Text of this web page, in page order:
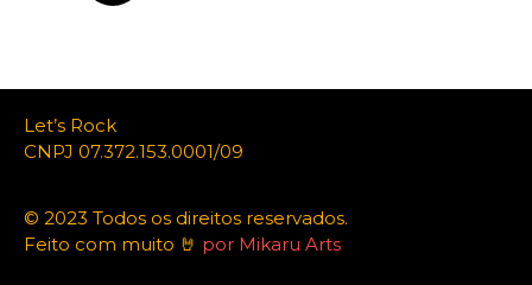
Let’s Rock
CNPJ 07.372.153.0001/09
© 2023 Todos os direitos reservados.
Feito com muito 🤘 por Mikaru Arts